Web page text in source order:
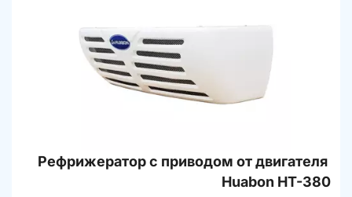
Рефрижератор с приводом от двигателя
Huabon HT-380